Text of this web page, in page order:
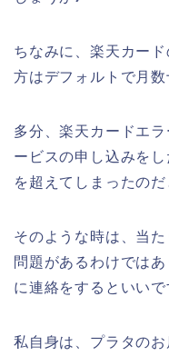
ちなみに、楽天カー
方はデフォルトで月数
多分、楽天カードエ
ービスの申し込みを
を超えてしまったの
そのような時は、当
問題があるわけでは
に連絡をするといいで
私自身は、プラタの